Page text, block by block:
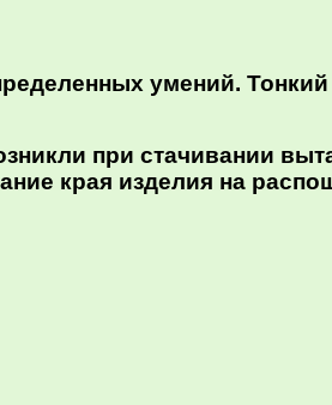
умений. Тонкий
при стачивании
края изделия на